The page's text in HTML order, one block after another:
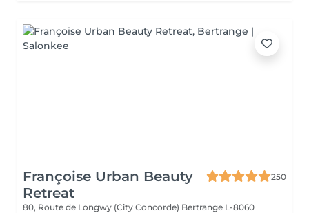
Françoise Urban Beauty
Retreat
250
80, Route de Longwy (City Concorde) Bertrange L-8060